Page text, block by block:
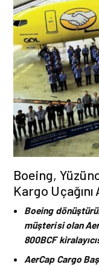
Boeing,
Kargo
Boeing
müşterisi olan
800BCF
AerCap Cargo